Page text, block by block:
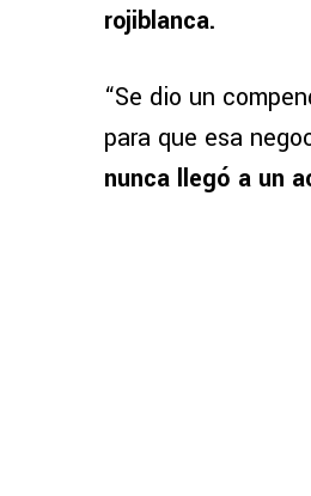
rojiblanca.
“Se dio un
para que esa
nunca llegó a un